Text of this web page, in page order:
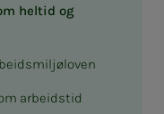
heltid og
arbeidstid